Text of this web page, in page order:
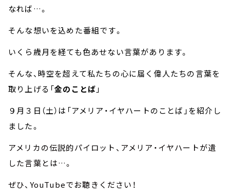
なれば…。
そんな想いを込めた番組です。
いくら歳月を経ても色あせない言葉があります。
そんな、時空を超えて私たちの心に届く偉人たちの言葉を
取り上げる「金のことば 」
９月３日（土）は「アメリア・イヤハートのことば」を紹介し
ました。
アメリカの伝説的パイロット、アメリア・イヤハートが遺
した言葉とは…。
ぜひ、YouTubeでお聴きください！